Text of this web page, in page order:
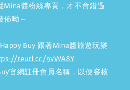
Mina醬粉絲專頁，才不會錯過
佈呦～
Buy 跟著Mina醬旅遊玩樂
reurl.cc/9vWA8Y
官網註冊會員名稱，以便審核